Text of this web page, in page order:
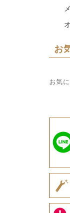
お
お気